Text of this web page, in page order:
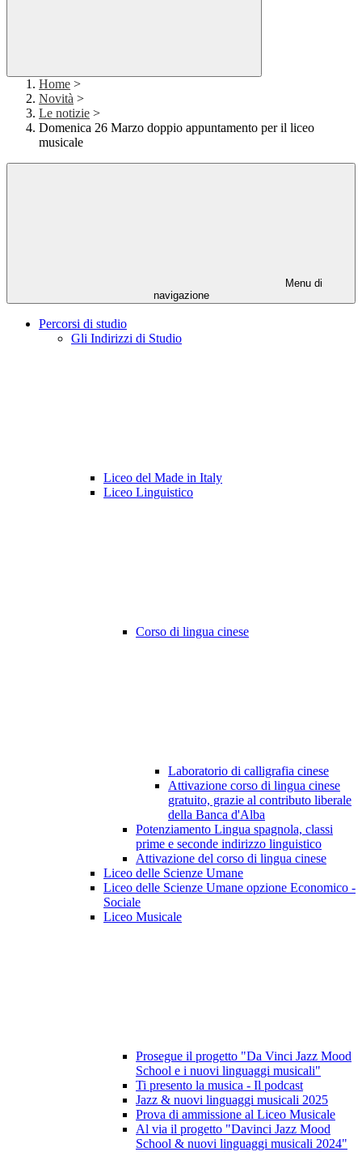
Home >
Novità >
Le notizie >
Domenica 26 Marzo doppio appuntamento per il liceo
musicale
Menu di
navigazione
Percorsi di studio
Gli Indirizzi di Studio
Liceo del Made in Italy
Liceo Linguistico
Corso di lingua cinese
Laboratorio di calligrafia cinese
Attivazione corso di lingua cinese
gratuito, grazie al contributo liberale
della Banca d'Alba
Potenziamento Lingua spagnola, classi
prime e seconde indirizzo linguistico
Attivazione del corso di lingua cinese
Liceo delle Scienze Umane
Liceo delle Scienze Umane opzione Economico -
Sociale
Liceo Musicale
Prosegue il progetto "Da Vinci Jazz Mood
School e i nuovi linguaggi musicali"
Ti presento la musica - Il podcast
Jazz & nuovi linguaggi musicali 2025
Prova di ammissione al Liceo Musicale
Al via il progetto "Davinci Jazz Mood
School & nuovi linguaggi musicali 2024"